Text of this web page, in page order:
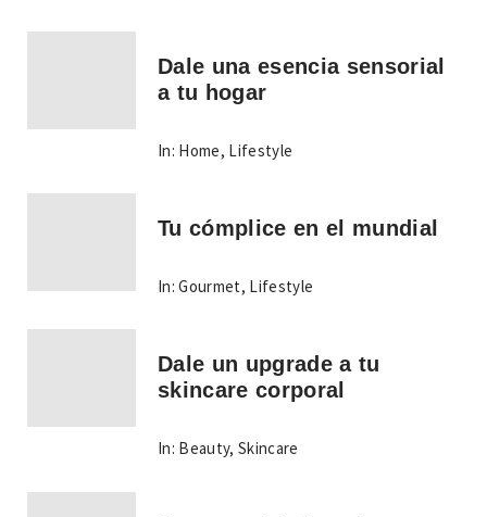
Dale una esencia sensorial
a tu hogar
In: Home, Lifestyle
Tu cómplice en el mundial
In: Gourmet, Lifestyle
Dale un upgrade a tu
skincare corporal
In: Beauty,Skincare